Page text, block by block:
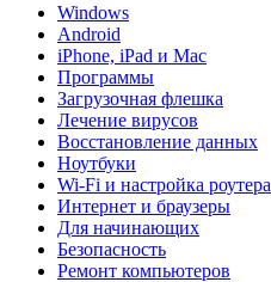
Windows
Android
iPhone, iPad и Mac
Программы
Загрузочная флешка
Лечение вирусов
Восстановление данных
Ноутбуки
Wi-Fi и настройка роутера
Интернет и браузеры
Для начинающих
Безопасность
Ремонт компьютеров